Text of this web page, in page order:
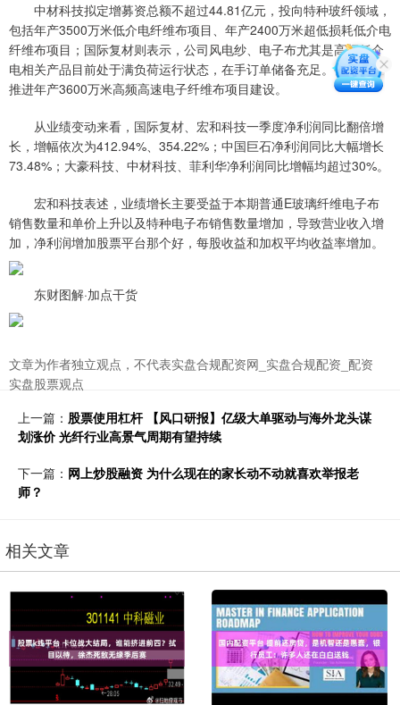
中材科技拟定增募资总额不超过44.81亿元，投向特种玻纤领域，
包括年产3500万米低介电纤维布项目、年产2400万米超低损耗低介电
纤维布项目；国际复材则表示，公司风电纱、电子布尤其是高频低介
电相关产品目前处于满负荷运行状态，在手订单储备充足。公司正在
推进年产3600万米高频高速电子纤维布项目建设。
从业绩变动来看，国际复材、宏和科技一季度净利润同比翻倍增
长，增幅依次为412.94%、354.22%；中国巨石净利润同比大幅增长
73.48%；大豪科技、中材科技、菲利华净利润同比增幅均超过30%。
宏和科技表述，业绩增长主要受益于本期普通E玻璃纤维电子布
销售数量和单价上升以及特种电子布销售数量增加，导致营业收入增
加，净利润增加股票平台那个好，每股收益和加权平均收益率增加。
东财图解·加点干货
文章为作者独立观点，不代表实盘合规配资网_实盘合规配资_配资
实盘股票观点
上一篇： 股票使用杠杆 【风口研报】亿级大单驱动与海外龙头谋
划涨价 光纤行业高景气周期有望持续
下一篇： 网上炒股融资 为什么现在的家长动不动就喜欢举报老
师？
相关文章